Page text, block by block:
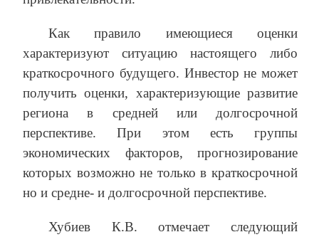
Как правило имеющиеся оценки
характеризуют ситуацию настоящего либо
краткосрочного будущего. Инвестор не может
получить оценки, характеризующие развитие
региона в средней или долгосрочной
перспективе. При этом есть группы
экономических факторов, прогнозирование
которых возможно не только в краткосрочной
но и средне- и долгосрочной перспективе.
Хубиев К.В. отмечает следующий